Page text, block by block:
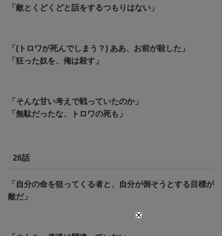
「敵とくどくどと話をするつもりはない」
「(トロワが死んでしまう？) ああ、お前が殺した」
「狂った奴を、俺は殺す」
「そんな甘い考えで戦っていたのか」
「無駄だったな、トロワの死も」
26話
「自分の命を狙ってくる者と、自分が倒そうとする目標が
敵だ」